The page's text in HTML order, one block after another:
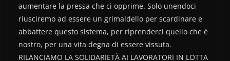
aumentare la pressa che ci opprime. Solo unendoci
riusciremo ad essere un grimaldello per scardinare e
abbattere questo sistema, per riprenderci quello che è
nostro, per una vita degna di essere vissuta.
RILANCIAMO LA SOLIDARIETÀ AI LAVORATORI IN LOTTA